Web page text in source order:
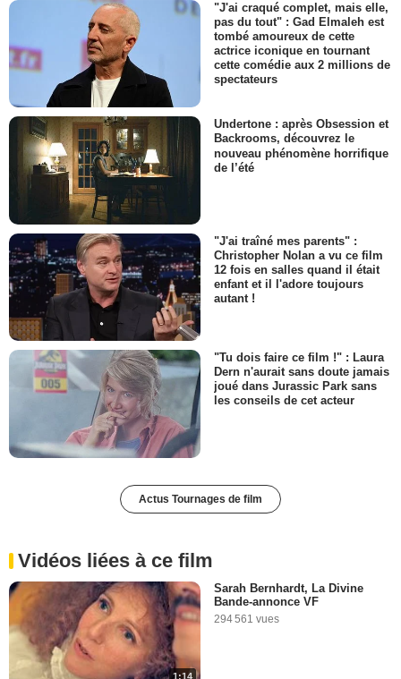
"J'ai craqué complet, mais elle,
pas du tout" : Gad Elmaleh est
tombé amoureux de cette
actrice iconique en tournant
cette comédie aux 2 millions de
spectateurs
Undertone : après Obsession et
Backrooms, découvrez le
nouveau phénomène horrifique
de l’été
"J'ai traîné mes parents" :
Christopher Nolan a vu ce film
12 fois en salles quand il était
enfant et il l'adore toujours
autant !
"Tu dois faire ce film !" : Laura
Dern n'aurait sans doute jamais
joué dans Jurassic Park sans
les conseils de cet acteur
Actus Tournages de film
Vidéos liées à ce film
1:14
Sarah Bernhardt, La Divine
Bande-annonce VF
294 561 vues